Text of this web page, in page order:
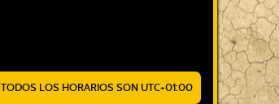
TODOS LOS HORARIOS SON UTC+01:00